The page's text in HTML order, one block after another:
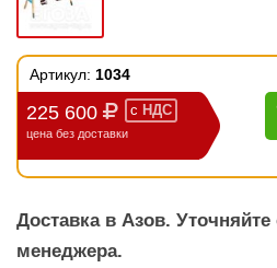
Артикул: 1034
225 600 с НДС
цена без доставки
Доставка в Азов. Уточняйте
менеджера.